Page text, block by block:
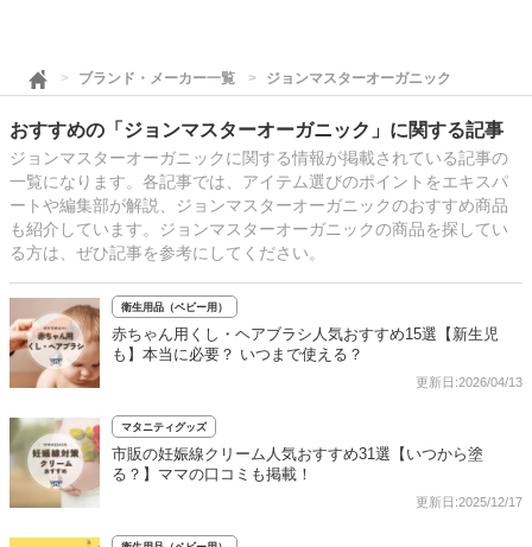
ブランド・メーカー一覧 ジョンマスターオーガニック
おすすめの「ジョンマスターオーガニック」に関する記事
ジョンマスターオーガニックに関する情報が掲載されている記事の
一覧になります。各記事では、アイテム選びのポイントをエキスパ
ートや編集部が解説、ジョンマスターオーガニックのおすすめ商品
も紹介しています。ジョンマスターオーガニックの商品を探してい
る方は、ぜひ記事を参考にしてください。
衛生用品（ベビー用）
赤ちゃん用くし・ヘアブラシ人気おすすめ15選【新生児
も】本当に必要？ いつまで使える？
更新日:2026/04/13
マタニティグッズ
市販の妊娠線クリーム人気おすすめ31選【いつから塗
る？】ママの口コミも掲載！
更新日:2025/12/17